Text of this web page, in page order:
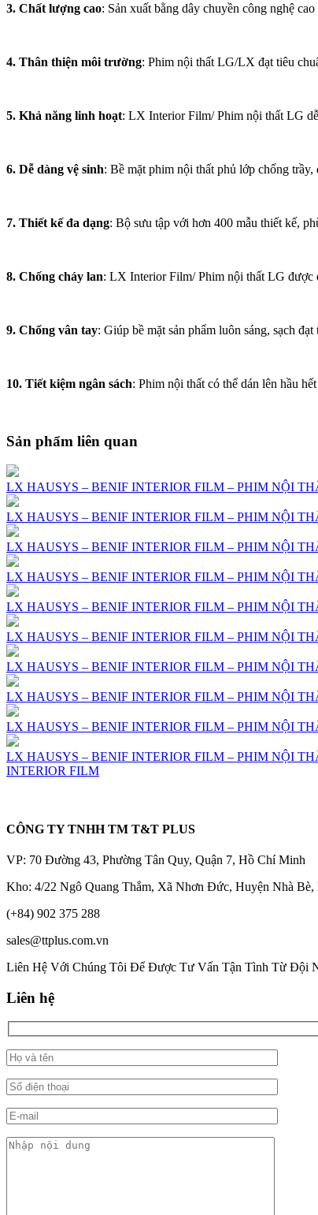
3. Chất lượng cao: Sản xuất bằng dây chuyền công nghệ
4. Thân thiện môi trường: Phim nội thất LG/LX đạt tiêu
5. Khả năng linh hoạt: LX Interior Film/ Phim nội thất LG
6. Dễ dàng vệ sinh: Bề mặt phim nội thất phủ lớp chống
7. Thiết kế đa dạng: Bộ sưu tập với hơn 400 mẫu thiết kế,
8. Chống cháy lan: LX Interior Film/ Phim nội thất LG được
9. Chống vân tay: Giúp bề mặt sản phẩm luôn sáng, sạch đạt
10. Tiết kiệm ngân sách: Phim nội thất có thể dán lên hầu
Sản phẩm liên quan
LX HAUSYS – BENIF INTERIOR FILM – PHIM NỘI
LX HAUSYS – BENIF INTERIOR FILM – PHIM NỘI
LX HAUSYS – BENIF INTERIOR FILM – PHIM NỘI
LX HAUSYS – BENIF INTERIOR FILM – PHIM NỘI
LX HAUSYS – BENIF INTERIOR FILM – PHIM NỘI
LX HAUSYS – BENIF INTERIOR FILM – PHIM NỘI
LX HAUSYS – BENIF INTERIOR FILM – PHIM NỘI
LX HAUSYS – BENIF INTERIOR FILM – PHIM NỘI
LX HAUSYS – BENIF INTERIOR FILM – PHIM NỘI
LX HAUSYS – BENIF INTERIOR FILM – PHIM NỘI
INTERIOR FILM
CÔNG TY TNHH TM T&T PLUS
VP: 70 Đường 43, Phường Tân Quy, Quận 7, Hồ Chí Minh
Kho: 4/22 Ngô Quang Thắm, Xã Nhơn Đức, Huyện Nhà
(+84) 902 375 288
sales@ttplus.com.vn
Liên Hệ Với Chúng Tôi Để Được Tư Vấn Tận Tình Từ Đội
Liên hệ